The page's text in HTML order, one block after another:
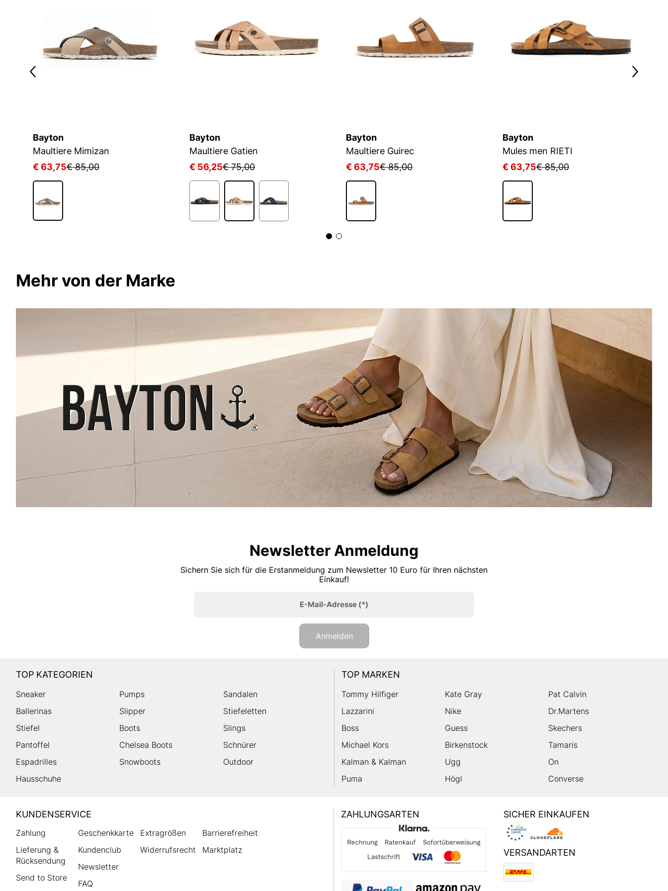
Bayton
Maultiere Mimizan
€ 63,75€ 85,00
Bayton
Maultiere Gatien
€ 56,25€ 75,00
Bayton
Maultiere Guirec
€ 63,75€ 85,00
Bayton
Mules men RIETI
€ 63,75€ 85,00
Mehr von der Marke
Newsletter Anmeldung
Sichern Sie sich für die Erstanmeldung zum Newsletter 10 Euro für Ihren nächsten
Einkauf!
E-Mail-Adresse(*)
Anmelden
TOP KATEGORIEN
Sneaker Pumps
Sandalen
Ballerinas
Slipper
Stiefeletten
Stiefel
Boots
Slings
Pantoffel
Chelsea Boots
Schnürer
Espadrilles
Snowboots
Outdoor
Hausschuhe
TOP MARKEN
Tommy Hilfiger Kate Gray
Pat Calvin
Lazzarini
Nike
Dr.Martens
Boss
Guess
Skechers
Michael Kors
Birkenstock
Tamaris
Kalman & Kalman
Ugg
On
Puma
Högl Converse
HUMANIC
Footer
KUNDENSERVICE
Zahlung
Lieferung &
Rücksendung
Send to Store
Geschenkkarte
Kundenclub
Newsletter
FAQ
Extragrößen
Widerrufsrecht
Barrierefreiheit
Marktplatz
ZAHLUNGSARTEN SICHER EINKAUFEN
VERSANDARTEN